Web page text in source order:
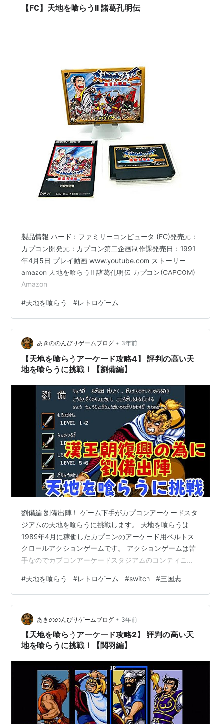
メモを残しておくことに。 ゲーム名：天地を喰らう メ
【FC】天地を喰らうII 諸葛孔明伝
製品情報 ハード：ファミリーコンピュータ (FC)発売元：
カプコン開発元：カプコン第二企画制作課発売日：1991
年4月5日 プレイ動画 www.youtube.com ストーリー
amazon 天地を喰らうII 諸葛孔明伝 カプコン(CAPCOM)
Amazon
#天地を喰らう #レトロゲーム
あきののんびりゲームブログ • 3年前
【天地を喰らうアーケード攻略4】 評判の高い天
地を喰らうに挑戦！【劉備編】
劉備編 劉備出陣！ ゲーム下手がカプコンアーケードスタ
ジアムの天地を喰らうに挑戦します。 天地を喰らうは
1989年4月に稼働したカプコンのアーケード用ベルトス
クロールアクションゲームです。 アクションゲームは苦
手なのでカプコンアーケードスタジアムのコンティニュ
ではどうぞ(^_^)/ www.youtube.com 前回の様子はこちら
から↓↓↓ www.youtube.com おすすめ動画はこちらか
ら↓↓↓ 【ドラクエ6無職縛り攻略#14】王子様に振り回
される⁉【ホルストック編】 - YouTube 【FF6ピクセル
リマスター版攻略#36】オ…
#天地を喰らう #レトロゲーム #switch #三国志
あきののんびりゲームブログ • 3年前
【天地を喰らうアーケード攻略2】 評判の高い天
地を喰らうに挑戦！【関羽編】